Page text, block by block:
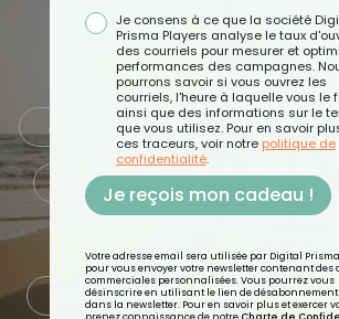
TOUS
ALIMENTATION
BEAUTÉ BIEN-ÊTRE
QUOTIDIEN RECETTES
Je consens à ce que la société
Prisma Players analyse le taux
des courriels pour mesurer et
performances des campagnes.
pourrons savoir si vous ouvrez les
courriels, l'heure à laquelle vous le
ainsi que des informations sur le
que vous utilisez. Pour en savoir
ces traceurs, voir notre politique de
confidentialité.
Je reçois mon cadeau !
Votre adresse email sera utilisée par Digital
pour vous envoyer votre newsletter contenant des
commerciales personnalisées. Vous pourrez vous
désinscrire en utilisant le lien de
dans la newsletter. Pour en savoir plus et exercer